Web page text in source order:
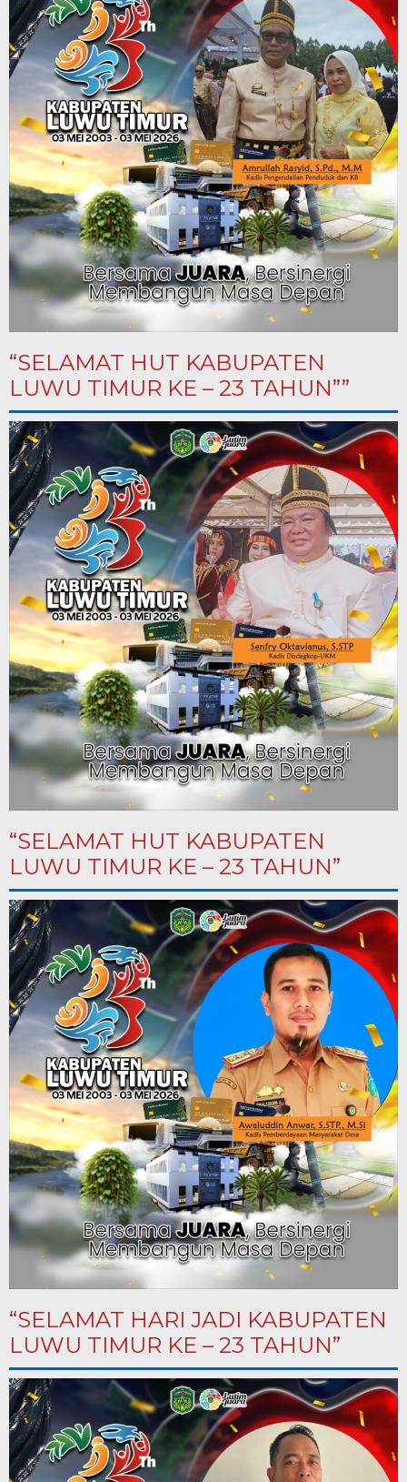
“SELAMAT HUT KABUPATEN
LUWU TIMUR KE – 23 TAHUN””
“SELAMAT HUT KABUPATEN
LUWU TIMUR KE – 23 TAHUN”
“SELAMAT HARI JADI KABUPATEN
LUWU TIMUR KE – 23 TAHUN”